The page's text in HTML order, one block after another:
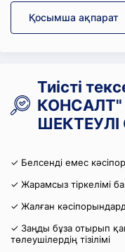
Қосымша ақпарат
Тиісті
КОНСАЛТ"
ШЕКТЕУЛІ
✓ Белсенді емес
✓ Жарамсыз тіркелімі
✓ Жалған
✓ Заңды бұза отырып
төлеушілердің тізілімі